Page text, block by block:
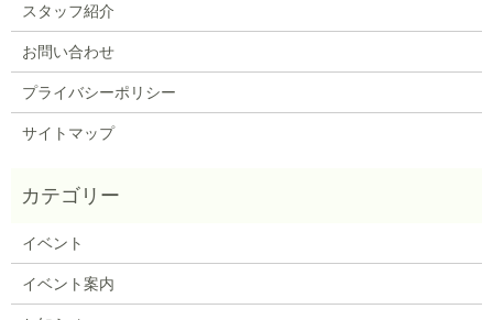
スタッフ紹介
お問い合わせ
プライバシーポリシー
サイトマップ
イベント
イベント案内